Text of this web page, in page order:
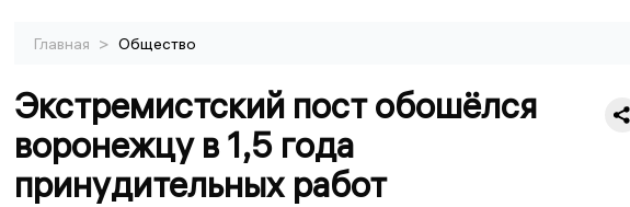
Главная > Общество
Экстремистский пост обошёлся
воронежцу в 1,5 года
принудительных работ